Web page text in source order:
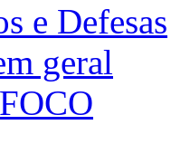
e Defesas
geral